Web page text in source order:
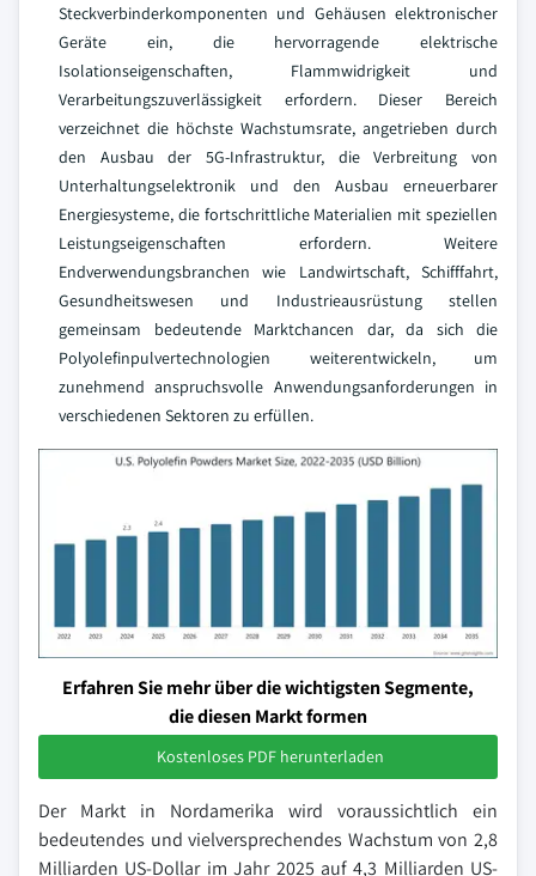
Steckverbinderkomponenten und Gehäusen elektronischer
Geräte ein, die hervorragende elektrische
Isolationseigenschaften, Flammwidrigkeit und
Verarbeitungszuverlässigkeit erfordern. Dieser Bereich
verzeichnet die höchste Wachstumsrate, angetrieben durch
den Ausbau der 5G-Infrastruktur, die Verbreitung von
Unterhaltungselektronik und den Ausbau erneuerbarer
Energiesysteme, die fortschrittliche Materialien mit speziellen
Leistungseigenschaften erfordern. Weitere
Endverwendungsbranchen wie Landwirtschaft, Schifffahrt,
Gesundheitswesen und Industrieausrüstung stellen
gemeinsam bedeutende Marktchancen dar, da sich die
Polyolefinpulvertechnologien weiterentwickeln, um
zunehmend anspruchsvolle Anwendungsanforderungen in
verschiedenen Sektoren zu erfüllen.
Erfahren Sie mehr über die wichtigsten Segmente,
die diesen Markt formen
Kostenloses PDF herunterladen
Der Markt in Nordamerika wird voraussichtlich ein
bedeutendes und vielversprechendes Wachstum von 2,8
Milliarden US-Dollar im Jahr 2025 auf 4,3 Milliarden US-